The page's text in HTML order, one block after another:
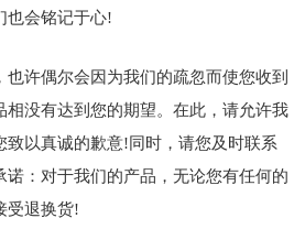
也会铭记于心!
也许偶尔会因为我们的疏忽而使您收到
相没有达到您的期望。在此，请允许我
致以真诚的歉意!同时，请您及时联系
诺：对于我们的产品，无论您有任何的
受退换货!